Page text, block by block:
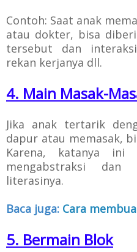
Contoh: Saat anak
atau dokter, bisa
tersebut dan
rekan kerjanya dll.
4. Main Masak-
Jika anak tertarik
dapur atau memasak,
Karena, katanya ini
mengabstraksi dan
literasinya.
Baca juga: Cara
5. Bermain Blok